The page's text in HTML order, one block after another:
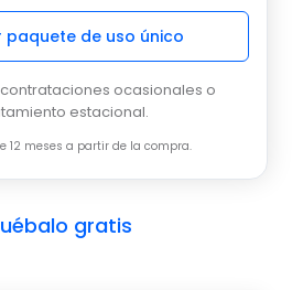
paquete de uso único
ocasionales o
estacional.
12 meses a partir de la compra.
gratis